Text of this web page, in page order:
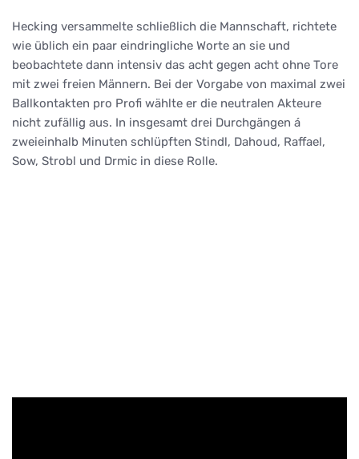
Hecking versammelte schließlich die Mannschaft, richtete
wie üblich ein paar eindringliche Worte an sie und
beobachtete dann intensiv das acht gegen acht ohne Tore
mit zwei freien Männern. Bei der Vorgabe von maximal zwei
Ballkontakten pro Profi wählte er die neutralen Akteure
nicht zufällig aus. In insgesamt drei Durchgängen á
zweieinhalb Minuten schlüpften Stindl, Dahoud, Raffael,
Sow, Strobl und Drmic in diese Rolle.